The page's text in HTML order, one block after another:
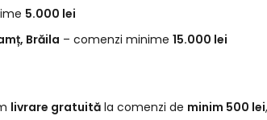
5.000 lei
Brăila – comenzi minime 15.000 lei
livrare gratuită la comenzi de minim 500 lei